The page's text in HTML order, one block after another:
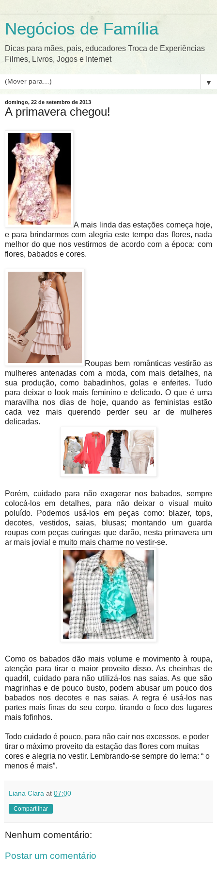
Negócios de Família
Dicas para mães, pais, educadores Troca de Experiências
Filmes, Livros, Jogos e Internet
▼
domingo, 22 de setembro de 2013
A primavera chegou!
A mais linda das estações começa hoje,
e para brindarmos com alegria este tempo das flores, nada
melhor do que nos vestirmos de acordo com a época: com
flores, babados e cores.
Roupas bem românticas vestirão as
mulheres antenadas com a moda, com mais detalhes, na
sua produção, como babadinhos, golas e enfeites. Tudo
para deixar o look mais feminino e delicado. O que é uma
maravilha nos dias de hoje, quando as feministas estão
cada vez mais querendo perder seu ar de mulheres
delicadas.
Porém, cuidado para não exagerar nos babados, sempre
colocá-los em detalhes, para não deixar o visual muito
poluído. Podemos usá-los em peças como: blazer, tops,
decotes, vestidos, saias, blusas; montando um guarda
roupas com peças curingas que darão, nesta primavera um
ar mais jovial e muito mais charme no vestir-se.
Como os babados dão mais volume e movimento à roupa,
atenção para tirar o maior proveito disso. As cheinhas de
quadril, cuidado para não utilizá-los nas saias. As que são
magrinhas e de pouco busto, podem abusar um pouco dos
babados nos decotes e nas saias. A regra é usá-los nas
partes mais finas do seu corpo, tirando o foco dos lugares
mais fofinhos.
Todo cuidado é pouco, para não cair nos excessos, e poder
tirar o máximo proveito da estação das flores com muitas
cores e alegria no vestir. Lembrando-se sempre do lema: “ o
menos é mais”.
Liana Clara at 07:00
Compartilhar
Nenhum comentário:
Postar um comentário